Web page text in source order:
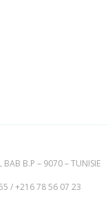
BAB B.P – 9070 – TUNISIE
/+216 78 56 07 23